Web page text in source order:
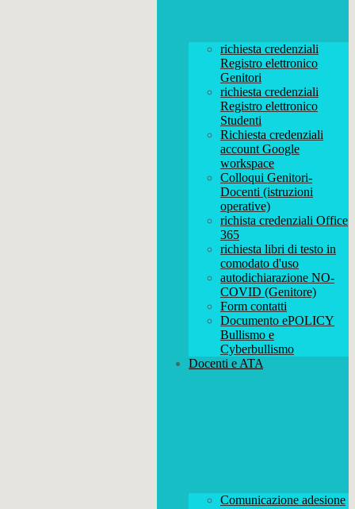
richiesta credenziali
Registro elettronico
Genitori
richiesta credenziali
Registro elettronico
Studenti
Richiesta credenziali
account Google
workspace
Colloqui Genitori-
Docenti (istruzioni
operative)
richista credenziali Office
365
richiesta libri di testo in
comodato d'uso
autodichiarazione NO-
COVID (Genitore)
Form contatti
Documento ePOLICY
Bullismo e
Cyberbullismo
Docenti e ATA
Comunicazione adesione